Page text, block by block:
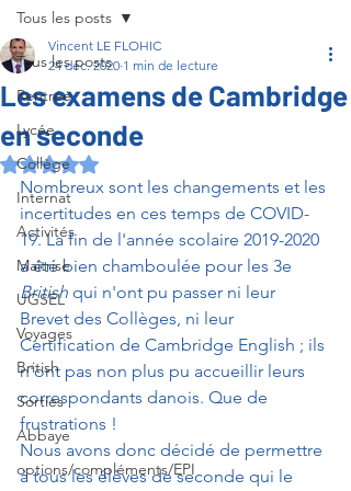
Tous les posts
Rentrée
Lycée
Collège
Internat
Activités
Maîtrise
UGSEL
Voyages
British
Sorties
Abbaye
options/compléments/EPI
Tous les posts
Les examens de Cambridge
en seconde
Vincent LE FLOHIC
24 déc. 2020 1 min de lecture
Noté NaN étoiles sur 5.
Nombreux sont les changements et les
incertitudes en ces temps de COVID-
19. La fin de l'année scolaire 2019-2020
a été bien chamboulée pour les 3e
British qui n'ont pu passer ni leur
Brevet des Collèges, ni leur
Certification de Cambridge English ; ils
n'ont pas non plus pu accueillir leurs
correspondants danois. Que de
frustrations !
Nous avons donc décidé de permettre
à tous les élèves de seconde qui le